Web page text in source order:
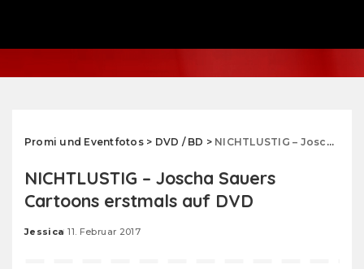
Promi und Eventfotos> DVD / BD > NICHTLUSTIG – Joscha Sauers Cartoons erstmals auf DVD
NICHTLUSTIG – Joscha Sauers
Cartoons erstmals auf DVD
Posted
Jessica 11. Februar 2017